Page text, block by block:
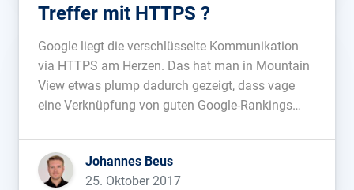
Treffer mit HTTPS ?
Google liegt die verschlüsselte Kommunikation
via HTTPS am Herzen. Das hat man in Mountain
View etwas plump dadurch gezeigt, dass vage
eine Verknüpfung von guten Google-Rankings
den Fortschritt der Umstellung....
Johannes Beus
25. Oktober 2017